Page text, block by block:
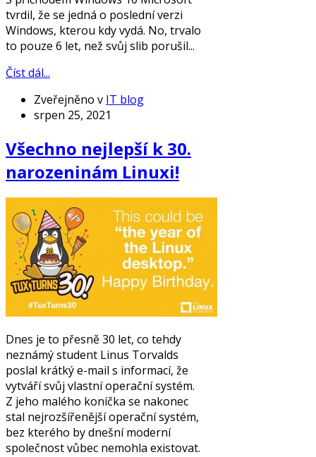
tvrdil, že se jedná o poslední verzi
Windows, kterou kdy vydá. No, trvalo
to pouze 6 let, než svůj slib porušil...
Číst dál...
Zveřejněno v IT blog
srpen 25, 2021
Všechno nejlepší k 30.
narozeninám Linuxi!
Dnes je to přesně 30 let, co tehdy
neznámý student Linus Torvalds
poslal krátký e-mail s informací, že
vytváří svůj vlastní operační systém.
Z jeho malého koníčka se nakonec
stal nejrozšířenější operační systém,
bez kterého by dnešní moderní
společnost vůbec nemohla existovat.